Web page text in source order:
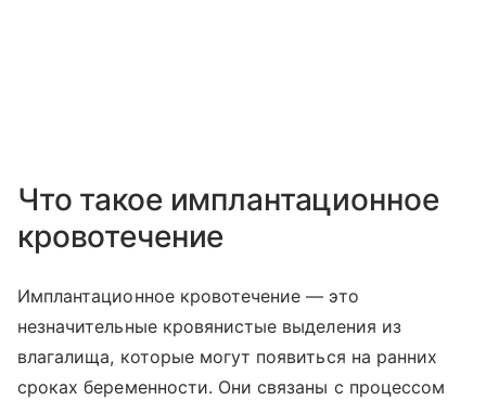
Что такое имплантационное
кровотечение
Имплантационное кровотечение — это
незначительные кровянистые выделения из
влагалища, которые могут появиться на ранних
сроках беременности. Они связаны с процессом